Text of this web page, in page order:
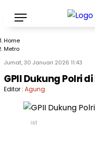
Home
Metro
Jumat, 30 Januari 2026 11:43
GPII Dukung Polri
Editor : Agung
ist